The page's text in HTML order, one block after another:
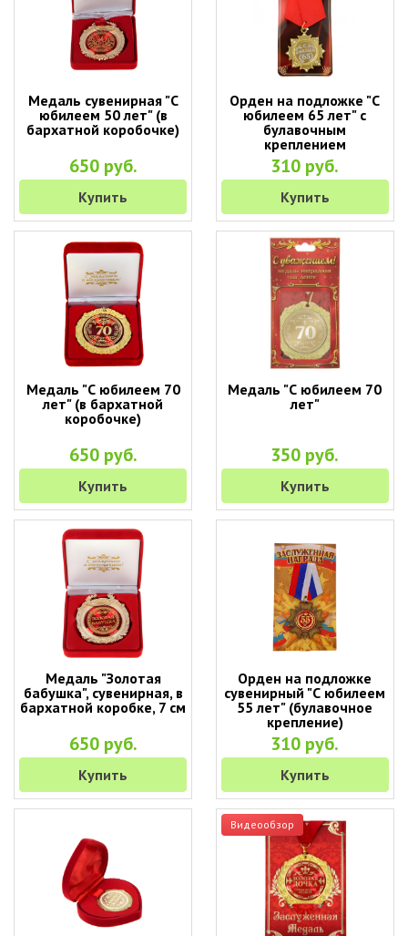
Медаль сувенирная "С
юбилеем 50 лет" (в
бархатной коробочке)
650 руб.
Купить
Орден на подложке "С
юбилеем 65 лет" с
булавочным
креплением
310 руб.
Купить
Медаль "С юбилеем 70
лет" (в бархатной
коробочке)
650 руб.
Купить
Медаль "С юбилеем 70
лет"
350 руб.
Купить
Медаль "Золотая
бабушка", сувенирная, в
бархатной коробке, 7 см
650 руб.
Купить
Орден на подложке
сувенирный "С юбилеем
55 лет" (булавочное
крепление)
310 руб.
Купить
Видеообзор